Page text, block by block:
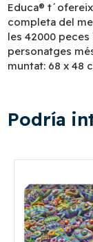
Educa®
completa del
les 42000
personatges
muntat: 68 x 48
Podría